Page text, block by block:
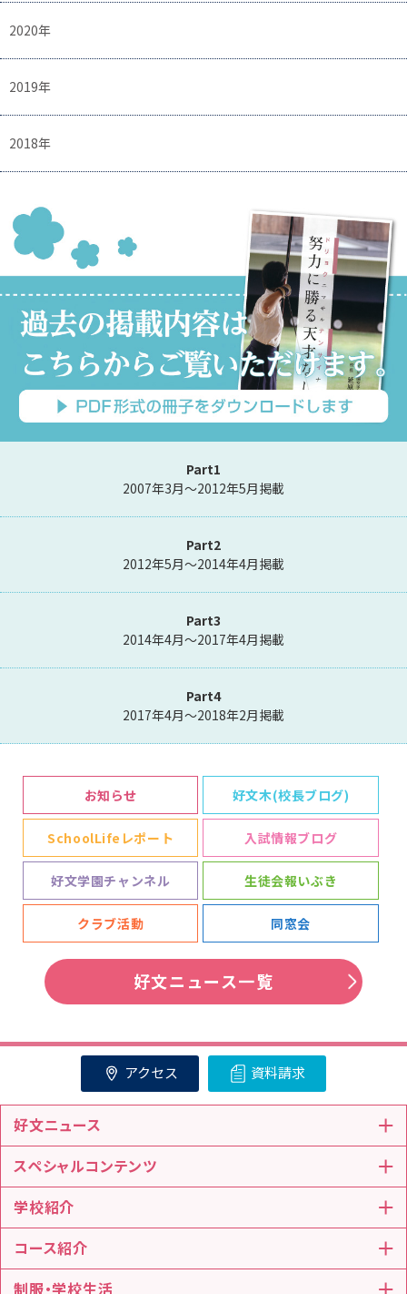
2020年
2019年
2018年
Part1
2007年3月～2012年5月掲載
Part2
2012年5月～2014年4月掲載
Part3
2014年4月～2017年4月掲載
Part4
2017年4月～2018年2月掲載
お知らせ 好文木(校長ブログ)
SchoolLifeレポート 入試情報ブログ
好文学園チャンネル 生徒会報いぶき
クラブ活動 同窓会
好文ニュース一覧
アクセス 資料請求
好文ニュース
スペシャルコンテンツ
学校紹介
コース紹介
制服・学校生活